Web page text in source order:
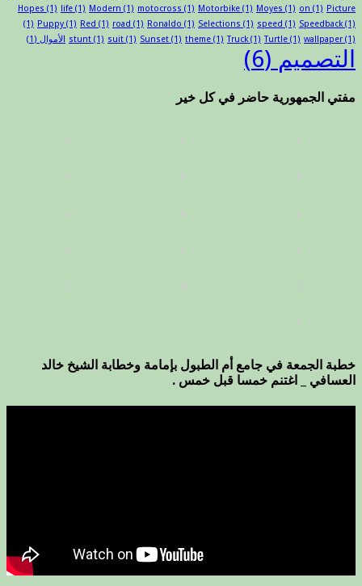
Hopes (1) life (1) Modern (1) motocross (1) Motorbike (1) Moyes (1) on (1) Picture
(1) Puppy (1) Red (1) road (1) Ronaldo (1) Selections (1) speed (1) Speedback(1)
stunt (1) suit (1) Sunset (1) theme (1) Truck(1) Turtle (1) wallpaper (1) الأموال (1)
التصميم (6)
مفتي الجمهورية حاضر في كل خير
خطبة الجمعة في جامع أم الطبول بإمامة وخطابة الشيخ خالد
العسافي _ اغتنم خمسا قبل خمس .